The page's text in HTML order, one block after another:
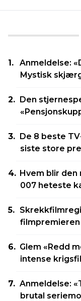
Anmeldelse:
Mystisk
Den
De 8 beste
siste store
Hvem blir den
007 heteste
filmpremieren
Glem «Redd
intense
Anmeldelse:
brutal